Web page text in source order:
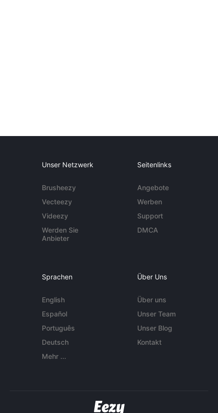
Unser Netzwerk
Brusheezy
Vecteezy
Videezy
Werden Sie
Anbieter
Seitenlinks
Angebote
Werben
Support
DMCA
Sprachen
English
Español
Português
Deutsch
Mehr ...
Über Uns
Über uns
Unser Team
Unser Blog
Kontakt